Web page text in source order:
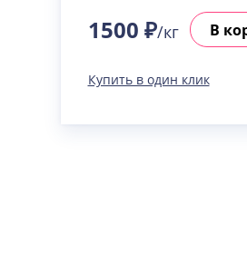
1500 ₽/кг В
Купить в один клик